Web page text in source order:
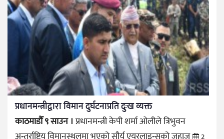
प्रधानमन्त्रीद्वारा विमान दुर्घटनाप्रति दुःख व्यक्त
काठमाडौँ ९ साउन ।प्रधानमन्त्री केपी शर्मा ओलीले त्रिभुवन